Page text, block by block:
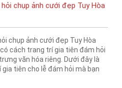
chụp ảnh cưới đẹp Tuy Hòa
chụp ảnh cưới đẹp Tuy Hòa
cách trang trí gia tiên đám hỏi
văn hóa riêng. Dưới đây là
tiên cho lễ đám hỏi mà bạn